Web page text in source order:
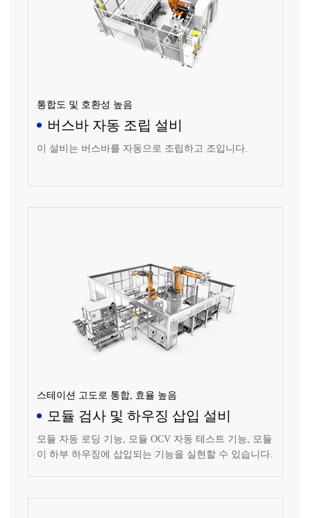
통합도 및 호환성 높음
버스바 자동 조립 설비
이 설비는 버스바를 자동으로 조립하고 조입니다.
스테이션 고도로 통합, 효율 높음
모듈 검사 및 하우징 삽입 설비
모듈 자동 로딩 기능, 모듈 OCV 자동 테스트 기능, 모듈
이 하부 하우징에 삽입되는 기능을 실현할 수 있습니다.